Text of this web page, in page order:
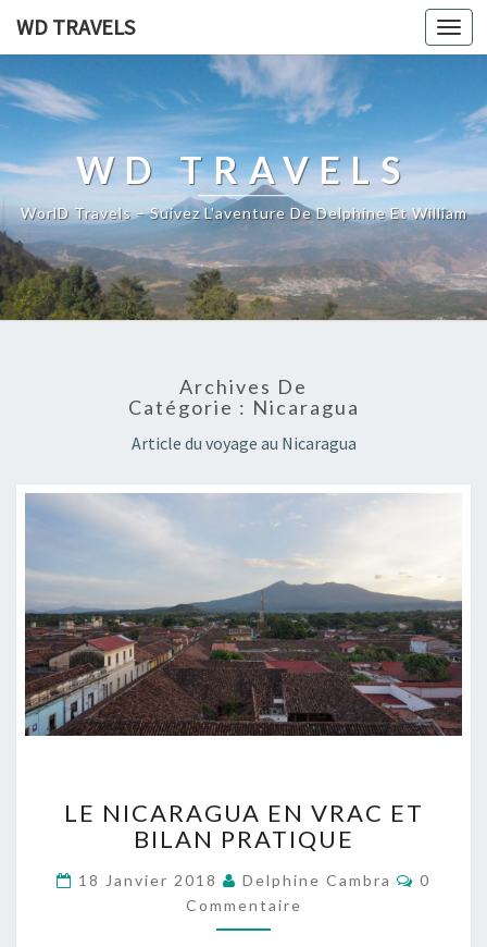
WD TRAVELS
WD TRAVELS
WorlD Travels – Suivez L'aventure De Delphine Et William
Archives De
Catégorie : Nicaragua
Article du voyage au Nicaragua
E
N
C
A
R
LE NICARAGUA EN VRAC ET
BILAN PRATIQUE
18 Janvier 2018 Delphine Cambra
C
O
0
Commentaire